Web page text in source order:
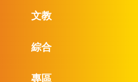
文教
綜合
專區